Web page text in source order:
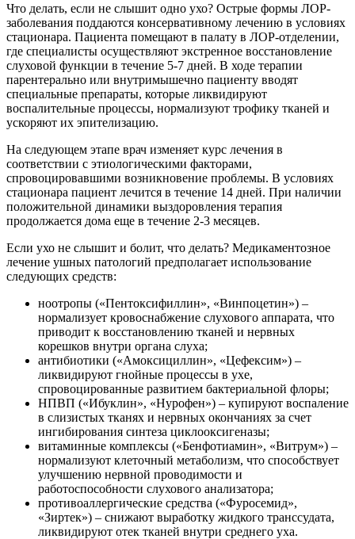
Что делать, если не слышит одно ухо? Острые формы ЛОР-
заболевания поддаются консервативному лечению в условиях
стационара. Пациента помещают в палату в ЛОР-отделении,
где специалисты осуществляют экстренное восстановление
слуховой функции в течение 5-7 дней. В ходе терапии
парентерально или внутримышечно пациенту вводят
специальные препараты, которые ликвидируют
воспалительные процессы, нормализуют трофику тканей и
ускоряют их эпителизацию.
На следующем этапе врач изменяет курс лечения в
соответствии с этиологическими факторами,
спровоцировавшими возникновение проблемы. В условиях
стационара пациент лечится в течение 14 дней. При наличии
положительной динамики выздоровления терапия
продолжается дома еще в течение 2-3 месяцев.
Если ухо не слышит и болит, что делать? Медикаментозное
лечение ушных патологий предполагает использование
следующих средств:
ноотропы («Пентоксифиллин», «Винпоцетин») –
нормализует кровоснабжение слухового аппарата, что
приводит к восстановлению тканей и нервных
корешков внутри органа слуха;
антибиотики («Амоксициллин», «Цефексим») –
ликвидируют гнойные процессы в ухе,
спровоцированные развитием бактериальной флоры;
НПВП («Ибуклин», «Нурофен») – купируют воспаление
в слизистых тканях и нервных окончаниях за счет
ингибирования синтеза циклооксигеназы;
витаминные комплексы («Бенфотиамин», «Витрум») –
нормализуют клеточный метаболизм, что способствует
улучшению нервной проводимости и
работоспособности слухового анализатора;
противоаллергические средства («Фуросемид»,
«Зиртек») – снижают выработку жидкого транссудата,
ликвидируют отек тканей внутри среднего уха.